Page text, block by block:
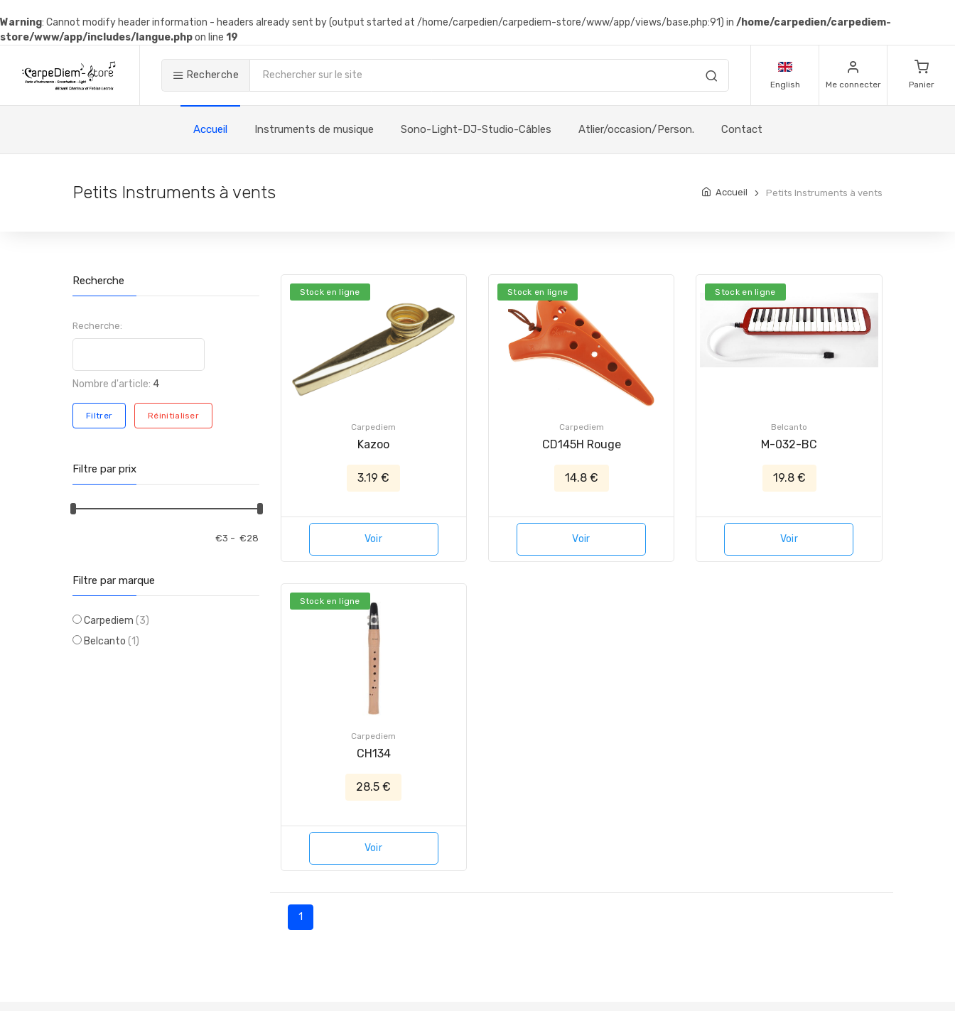
Warning: Cannot modify header information - headers already sent by (output started at /home/carpedien/carpediem-store/www/app/views/base.php:91) in /home/carpedien/carpediem-
store/www/app/includes/langue.phpon line 19
Recherche
English Me connecter Panier
Accueil Instruments de musique Sono-Light-DJ-Studio-Câbles Atlier/occasion/Person. Contact
Petits Instruments à vents Accueil Petits Instruments à vents
Stock en ligne
Carpediem
Kazoo
3.19 €
Voir
Stock en ligne
Carpediem
CD145H Rouge
14.8 €
Voir
Stock en ligne
Belcanto
M-032-BC
19.8 €
Voir
Stock en ligne
Carpediem
CH134
28.5 €
Voir
1
Recherche
Recherche:
Nombre d'article: 4
Filtrer Réinitialiser
Filtre par prix
€3 - €28
Filtre par marque
Carpediem (3)
Belcanto (1)